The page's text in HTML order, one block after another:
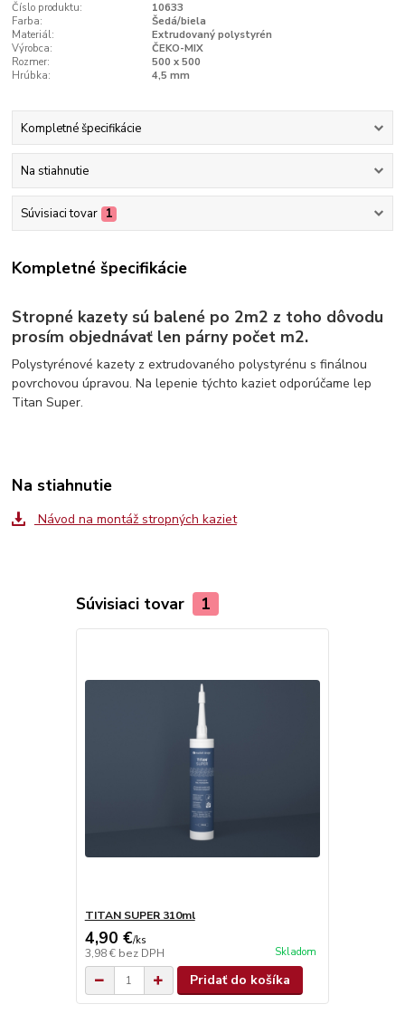
Číslo produktu:
10633
Farba:
Šedá/biela
Materiál:
Extrudovaný polystyrén
Výrobca:
ČEKO-MIX
Rozmer:
500 x 500
Hrúbka:
4,5 mm
Kompletné špecifikácie
Na stiahnutie
Súvisiaci tovar 1
Kompletné špecifikácie
Stropné kazety sú balené po 2m2 z toho dôvodu
prosím objednávať len párny počet m2.
Polystyrénové kazety z extrudovaného polystyrénu s finálnou
povrchovou úpravou. Na lepenie týchto kaziet odporúčame lep
Titan Super.
Na stiahnutie
Návod na montáž stropných kaziet
Súvisiaci tovar 1
TITAN SUPER 310ml
4,90 €/ks
3,98 € bez DPH Skladom
Pridať do košíka